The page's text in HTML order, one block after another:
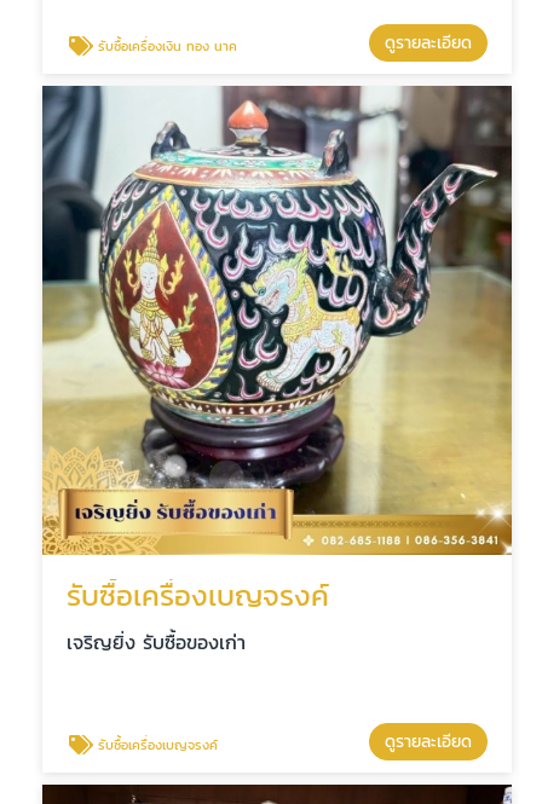
รับซื้อเครื่องเงิน ทอง นาค ดูรายละเอียด
รับซื้อเครื่องเบญจรงค์
เจริญยิ่ง รับซื้อของเก่า
รับซื้อเครื่องเบญจรงค์ ดูรายละเอียด